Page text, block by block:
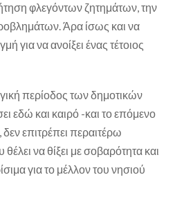
φλεγόντων ζητημάτων, την
Άρα ίσως και να
για να ανοίξει ένας τέτοιος
περίοδος των δημοτικών
εδώ και καιρό -και το επόμενο
επιτρέπει περαιτέρω
να θίξει με σοβαρότητα και
για το μέλλον του νησιού